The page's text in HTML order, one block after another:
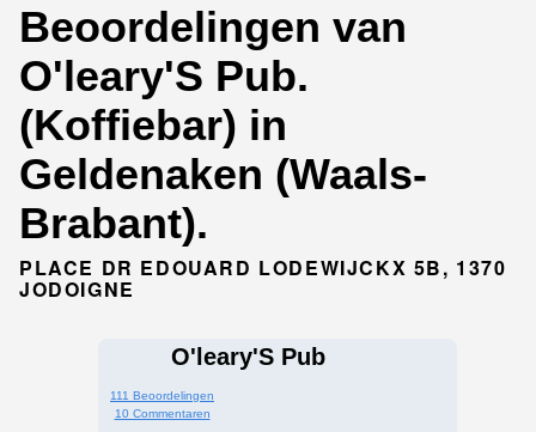
Beoordelingen van
O'leary'S Pub.
(Koffiebar) in
Geldenaken (Waals-
Brabant).
PLACE DR EDOUARD LODEWIJCKX 5B, 1370
JODOIGNE
O'leary'S Pub
111 Beoordelingen
10 Commentaren